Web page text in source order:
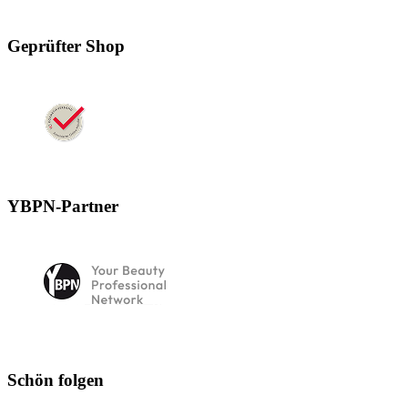
Geprüfter Shop
YBPN-Partner
Schön folgen